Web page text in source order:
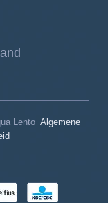
Lento Algemene